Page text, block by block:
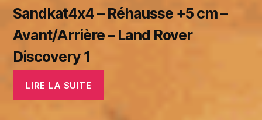
Sandkat4x4 – Réhausse +5 cm –
Avant/Arrière – Land Rover
Discovery 1
LIRE LA SUITE